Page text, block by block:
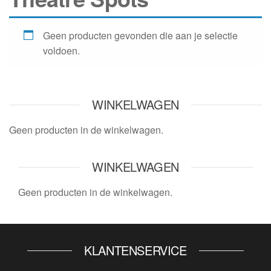
Geen producten gevonden die aan je selectie
voldoen.
WINKELWAGEN
Geen producten in de winkelwagen.
WINKELWAGEN
Geen producten in de winkelwagen.
KLANTENSERVICE